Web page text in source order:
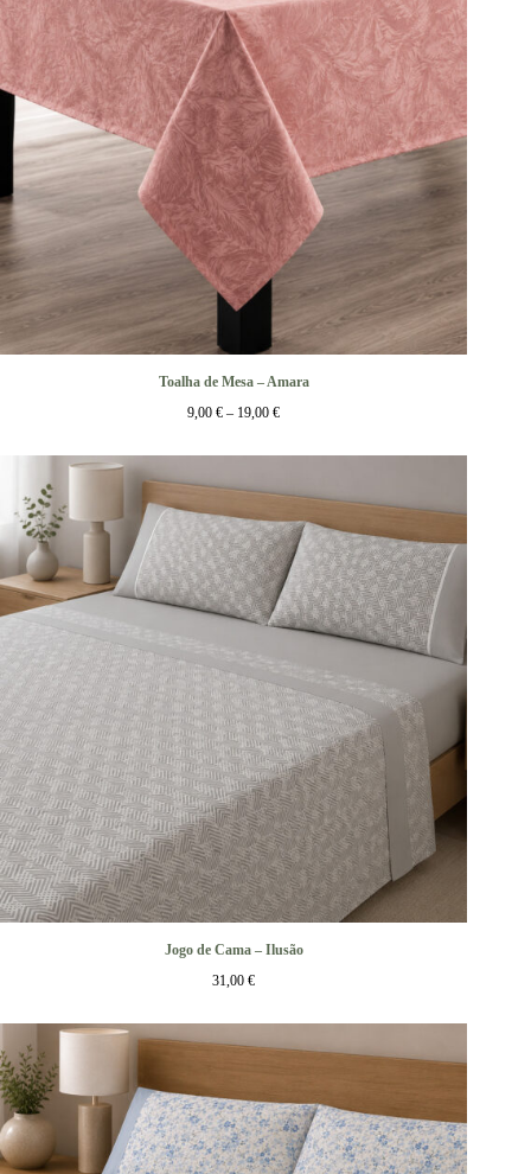
Toalha de Mesa – Amara
9,00€ – 19,00€
Jogo de Cama – Ilusão
31,00€